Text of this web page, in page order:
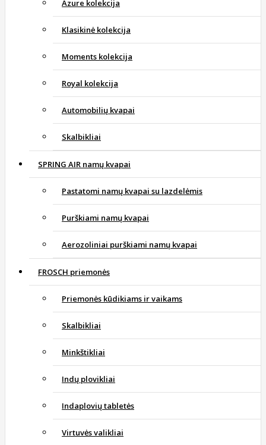
Azure kolekcija
Klasikinė kolekcija
Moments kolekcija
Royal kolekcija
Automobilių kvapai
Skalbikliai
SPRING AIR namų kvapai
Pastatomi namų kvapai su lazdelėmis
Purškiami namų kvapai
Aerozoliniai purškiami namų kvapai
FROSCH priemonės
Priemonės kūdikiams ir vaikams
Skalbikliai
Minkštikliai
Indų plovikliai
Indaplovių tabletės
Virtuvės valikliai